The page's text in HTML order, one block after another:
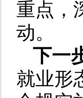
重点，
动。
下一
就业形